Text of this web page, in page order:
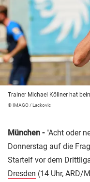
Trainer Michael Köllner hat
© IMAGO / Lackovic
München - "Acht oder
Donnerstag auf die
Startelf vor dem
Dresden (14 Uhr, ARD/